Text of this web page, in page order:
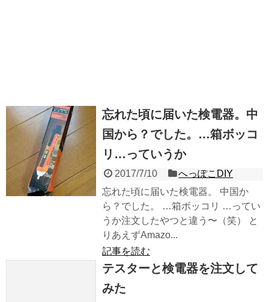
忘れた頃に届いた検電器。中
国から？でした。…箱ボッコ
リ…っていうか
2017/7/10
へっぽこDIY
忘れた頃に届いた検電器。 中国か
ら？でした。 …箱ボッコリ …ってい
うか注文したやつと違う〜（笑） と
りあえずAmazo...
記事を読む
テスターと検電器を注文して
みた